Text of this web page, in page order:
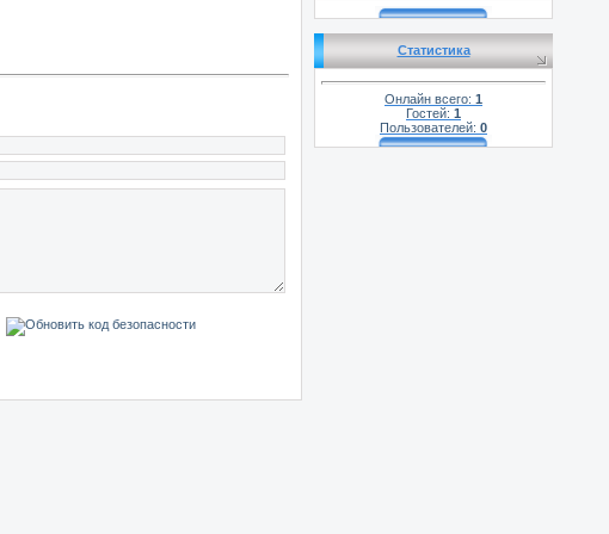
Статистика
Онлайн всего: 1
Гостей: 1
Пользователей: 0